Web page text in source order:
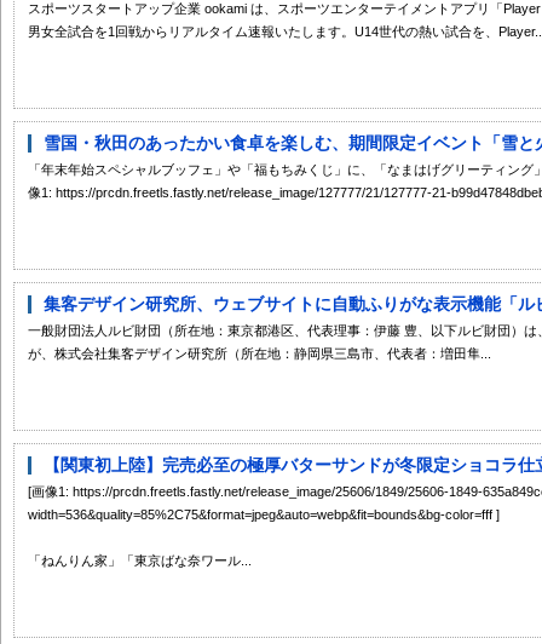
スポーツスタートアップ企業 ookami は、スポーツエンターテイメントアプリ「
男女全試合を1回戦からリアルタイム速報いたします。U14世代の熱い試合を、
雪国・秋田のあったかい食卓を楽しむ、期間限定イベント「雪と
「年末年始スペシャルブッフェ」や「福もちみくじ」に、「なまはげグリーティン
像1: https://prcdn.freetls.fastly.net/release_image/127777/21/127777-21-
集客デザイン研究所、ウェブサイトに自動ふりがな表示機能「ル
一般財団法人ルビ財団（所在地：東京都港区、代表理事：伊藤 豊、以下ルビ財団）
が、株式会社集客デザイン研究所（所在地：静岡県三島市、代表者：増田隼...
【関東初上陸】完売必至の極厚バターサンドが冬限定ショコラ
[画像1: https://prcdn.freetls.fastly.net/release_image/25606/1849/25606-1849-
width=536&quality=85%2C75&format=jpeg&auto=webp&fit=bounds&bg-color=fff ]
「ねんりん家」「東京ばな奈ワール...